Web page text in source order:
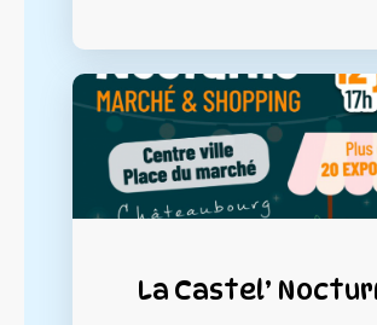
La Castel’